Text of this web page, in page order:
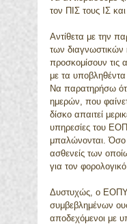
τον ΠΙΣ τους ΙΣ
Αντίθετα με την
των
προσκομίσουν τις
με τα
Να παρατηρήσω
ημερών, που
δίσκο απαιτεί
υπηρεσίες του
μπαλώνονται. Όσο
ασθενείς των
για τον
Δυστυχώς, ο
συμβεβλημένων
αποδεχόμενοι με